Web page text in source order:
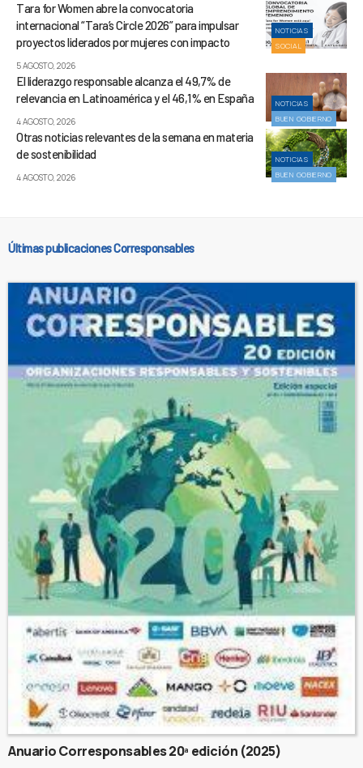
NOTICIAS
SOCIAL
Tara for Women abre la convocatoria
internacional “Tara’s Circle 2026” para impulsar
proyectos liderados por mujeres con impacto
5 AGOSTO, 2026
NOTICIAS
BUEN GOBIERNO
El liderazgo responsable alcanza el 49,7% de
relevancia en Latinoamérica y el 46,1% en España
4 AGOSTO, 2026
NOTICIAS
BUEN GOBIERNO
Otras noticias relevantes de la semana en materia
de sostenibilidad
4 AGOSTO, 2026
Últimas publicaciones Corresponsables
Anuario Corresponsables 20ª edición (2025)